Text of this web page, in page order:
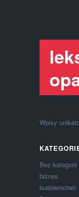
Wpisy
Bez kategorii
biznes
budownictwo